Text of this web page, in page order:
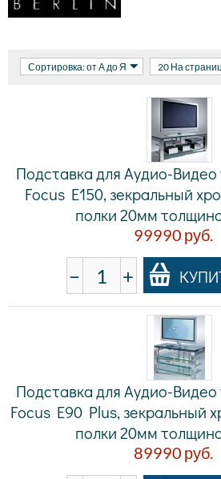
Сортировка: от А до Я 20 На
Подставка для Аудио-
Focus E150, зекральный
полки 20мм
99990 руб.
− +
Подставка для Аудио-
Focus E90 Plus, зекральный
полки 20мм
89990 руб.